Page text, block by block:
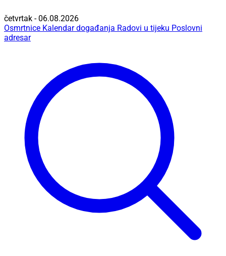
četvrtak - 06.08.2026
Osmrtnice Kalendar događanja Radovi u tijeku Poslovni
adresar